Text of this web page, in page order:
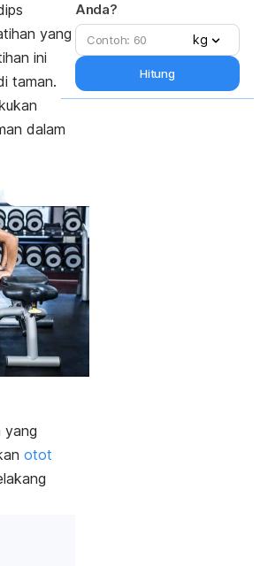
yang
ini
taman.
dalam
yang
otot
Anda?
kg
Hitung